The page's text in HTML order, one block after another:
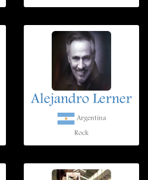
Alejandro Lerner
Argentina
Rock